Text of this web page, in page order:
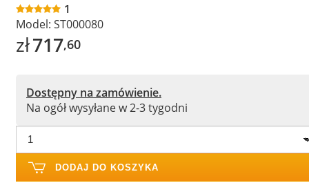
1
Model: ST000080
zł717,60
Dostępny na zamówienie.
Na ogół wysyłane w 2-3 tygodni
DODAJ DO KOSZYKA